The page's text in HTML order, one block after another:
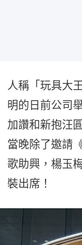
人稱「玩具大
明的日前公司
加讚和新抱汪
當晚除了邀請
歌助興，楊玉
裝出席！